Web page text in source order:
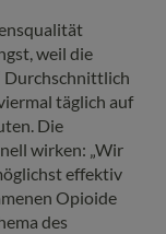
weil die
Durchschnittlich
täglich auf
Die
wirken: „Wir
effektiv
Opioide
des